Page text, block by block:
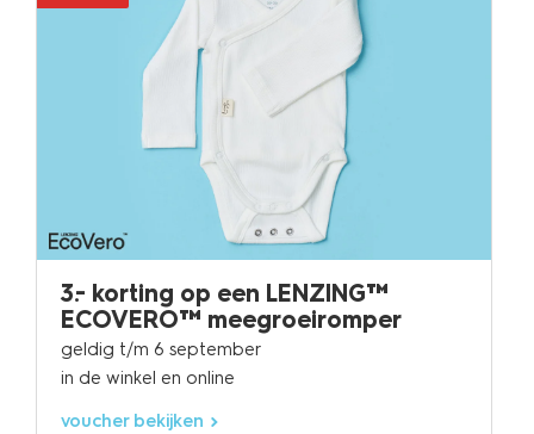
3.- korting op een LENZING™
ECOVERO™ meegroeiromper
geldig t/m 6 september
in de winkel en online
voucher bekijken